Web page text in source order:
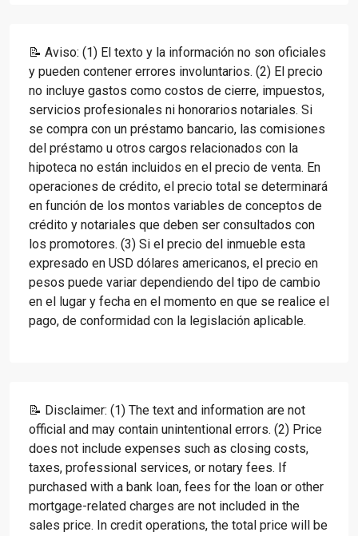
📝 Aviso: (1) El texto y la información no son oficiales
y pueden contener errores involuntarios. (2) El precio
no incluye gastos como costos de cierre, impuestos,
servicios profesionales ni honorarios notariales. Si
se compra con un préstamo bancario, las comisiones
del préstamo u otros cargos relacionados con la
hipoteca no están incluidos en el precio de venta. En
operaciones de crédito, el precio total se determinará
en función de los montos variables de conceptos de
crédito y notariales que deben ser consultados con
los promotores. (3) Si el precio del inmueble esta
expresado en USD dólares americanos, el precio en
pesos puede variar dependiendo del tipo de cambio
en el lugar y fecha en el momento en que se realice el
pago, de conformidad con la legislación aplicable.
📝 Disclaimer: (1) The text and information are not
official and may contain unintentional errors. (2) Price
does not include expenses such as closing costs,
taxes, professional services, or notary fees. If
purchased with a bank loan, fees for the loan or other
mortgage-related charges are not included in the
sales price. In credit operations, the total price will be